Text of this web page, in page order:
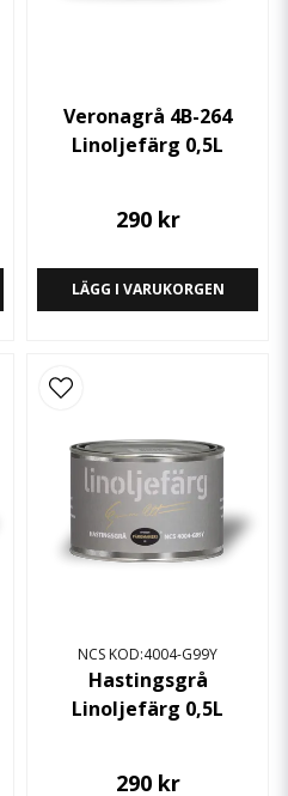
Veronagrå 4B-264
Linoljefärg 0,5L
290 kr
LÄGG I VARUKORGEN
NCS KOD:4004-G99Y
Hastingsgrå
Linoljefärg 0,5L
290 kr